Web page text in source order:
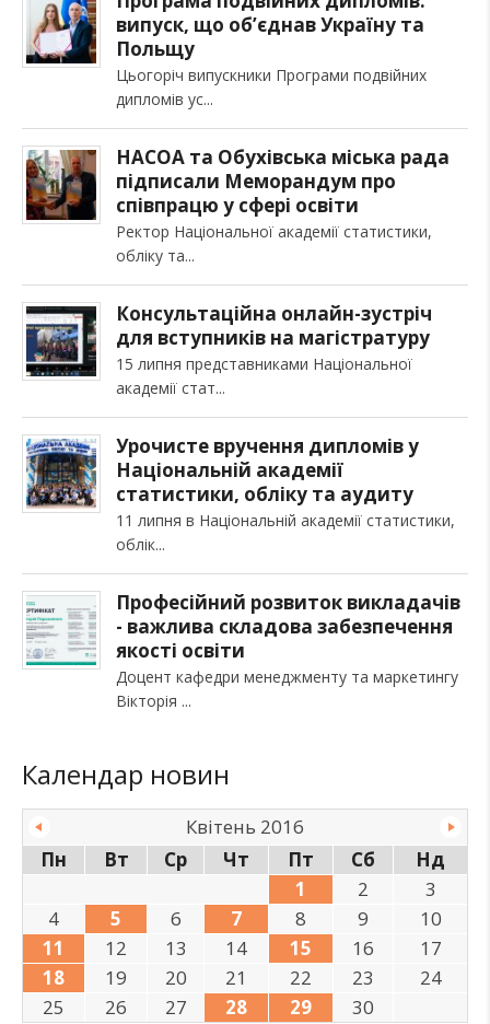
випуск, що об’єднав Україну та
Польщу
Цьогоріч випускники Програми подвійних
дипломів ус
НАСОА та Обухівська міська рада
підписали Меморандум про
співпрацю у сфері освіти
Ректор Національної академії статистики,
обліку та
Консультаційна онлайн-зустріч
для вступників на магістратуру
15 липня представниками Національної
академії стат
Урочисте вручення дипломів у
Національній академії
статистики, обліку та аудиту
11 липня в Національній академії статистики,
облік
Професійний розвиток викладачів
- важлива складова забезпечення
якості освіти
Доцент кафедри менеджменту та маркетингу
Вікторія
Календар новин
Квітень 2016
Пн
Вт Ср Чт Пт Сб
Нд
1
2
3
4
5 6 7 8 9
10
11
12 13 14 15 16
17
18
19 20 21 22 23
24
25
26 27 28 29 30